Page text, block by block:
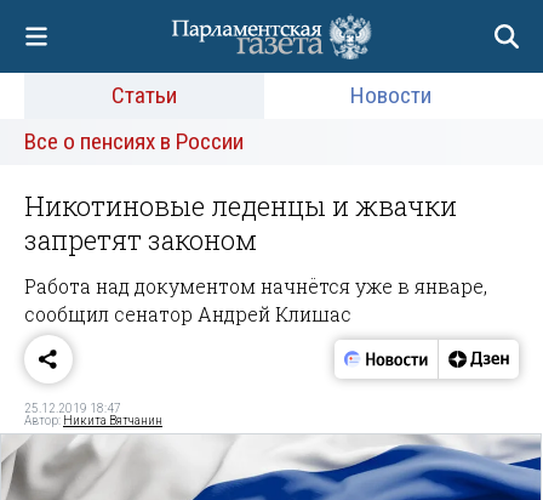
Статьи
Новости
Все о пенсиях в России
Никотиновые леденцы и жвачки
запретят законом
Работа над документом начнётся уже в январе,
сообщил сенатор Андрей Клишас
25.12.2019 18:47
Автор: Никита Вятчанин